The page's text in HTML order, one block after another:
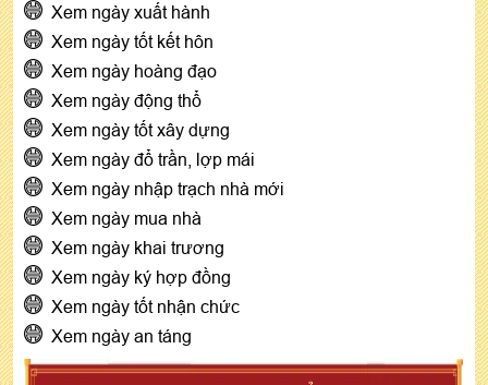
Xem ngày xuất hành
Xem ngày tốt kết hôn
Xem ngày hoàng đạo
Xem ngày động thổ
Xem ngày tốt xây dựng
Xem ngày đổ trần, lợp mái
Xem ngày nhập trạch nhà mới
Xem ngày mua nhà
Xem ngày khai trương
Xem ngày ký hợp đồng
Xem ngày tốt nhận chức
Xem ngày an táng